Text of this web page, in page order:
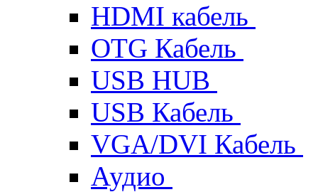
HDMI кабель
OTG Кабель
USB HUB
USB Кабель
VGA/DVI Кабель
Аудио